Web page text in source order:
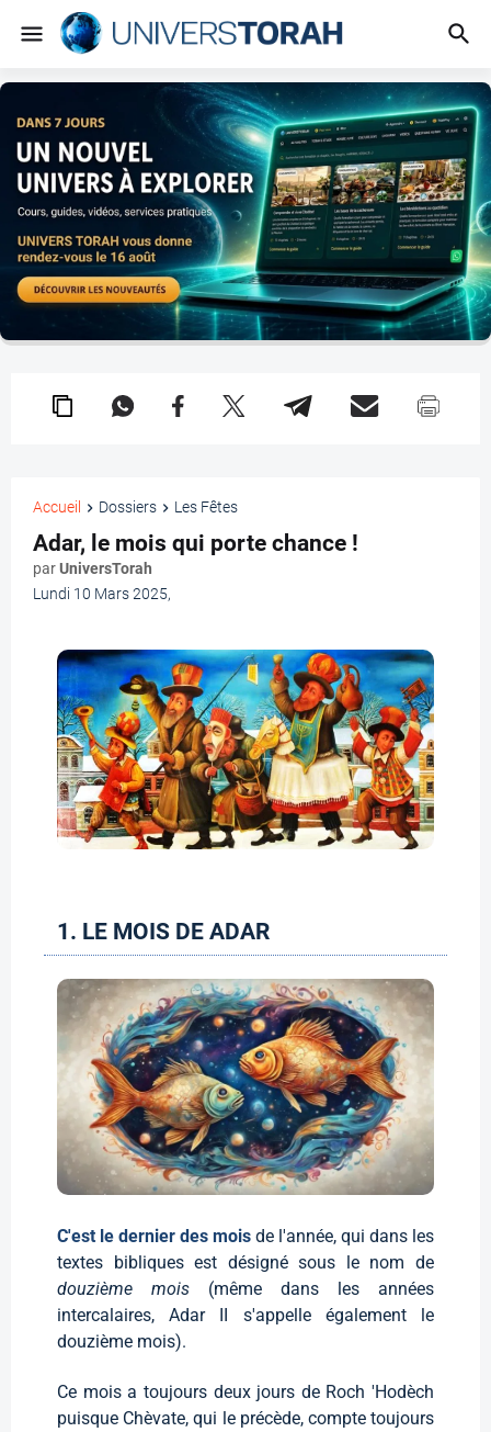
Accueil Dossiers Les Fêtes
Adar, le mois qui porte chance !
parUniversTorah
Lundi 10 Mars 2025,
1. LE MOIS DE ADAR
C'est le dernier des mois de l'année, qui dans les
textes bibliques est désigné sous le nom de
douzième mois (même dans les années
intercalaires, Adar II s'appelle également le
douzième mois).
Ce mois a toujours deux jours de Roch 'Hodèch
puisque Chèvate, qui le précède, compte toujours